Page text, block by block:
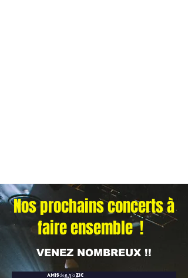
Nos prochains concerts à
faire ensemble !
VENEZ NOMBREUX !!